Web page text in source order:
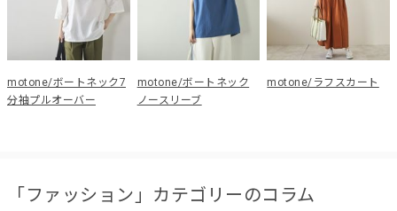
motone/ボートネック7
分袖プルオーバー
motone/ボートネック
ノースリーブ
motone/ラフスカート
「ファッション」カテゴリーのコラム